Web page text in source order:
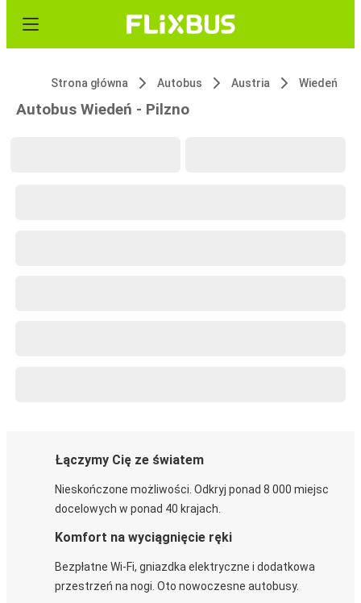
Strona główna Autobus Austria Wiedeń
Autobus Wiedeń - Pilzno
Łączymy Cię ze światem
Nieskończone możliwości. Odkryj ponad 8 000 miejsc
docelowych w ponad 40 krajach.
Komfort na wyciągnięcie ręki
Bezpłatne Wi-Fi, gniazdka elektryczne i dodatkowa
przestrzeń na nogi. Oto nowoczesne autobusy.